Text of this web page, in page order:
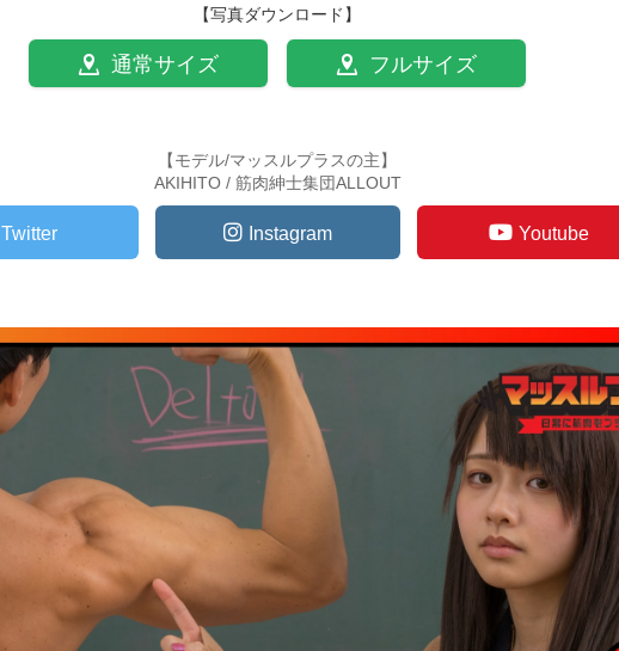
【写真ダウンロード】
通常サイズ フルサイズ
【モデル/マッスルプラスの主】
AKIHITO / 筋肉紳士集団ALLOUT
Twitter Instagram Youtube